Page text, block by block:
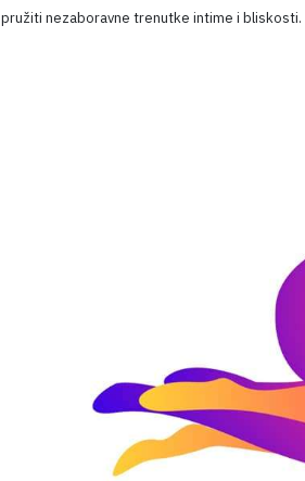
pružiti nezaboravne trenutke intime i bliskosti.